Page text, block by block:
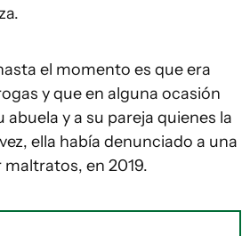
el momento es que era
y que en alguna ocasión
abuela y a su pareja quienes la
ella había denunciado a una
en 2019.